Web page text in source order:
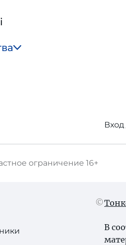
Вход
ограничение 16+
В